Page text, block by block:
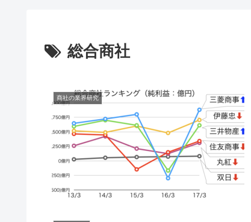
総合商社
商社の業界研究